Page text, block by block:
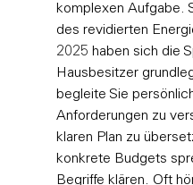
komplexen Aufgabe.
des revidierten
2025 haben sich die
Hausbesitzer
begleite Sie
Anforderungen zu
klaren Plan zu
konkrete Budgets
Begriffe klären. Oft